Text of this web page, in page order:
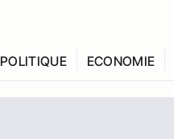
POLITIQUE ECONOMIE